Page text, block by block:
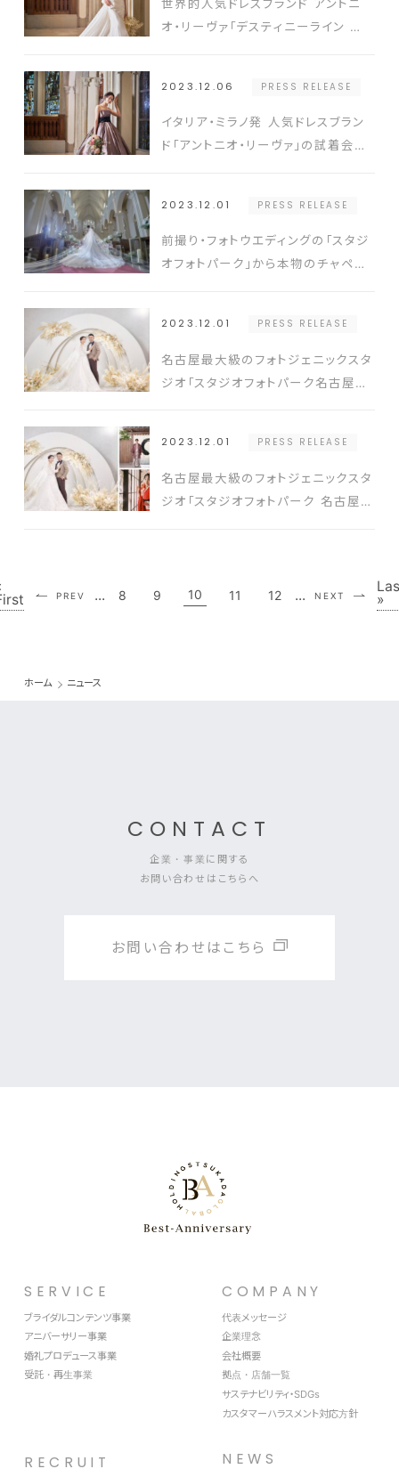
世界的人気ドレスブランド アントニ
オ・リーヴァ「デスティニーライン 梅
2023.12.06
PRESS RELEASE
イタリア・ミラノ発 人気ドレスブラン
ド「アントニオ・リーヴァ」の試着会を
2023.12.01 PRESS RELEASE
前撮り・フォトウエディングの「スタジ
オフォトパーク」から本物のチャペル
OPEN～
2023.12.01 PRESS RELEASE
名古屋最大級のフォトジェニックスタ
ジオ「スタジオフォトパーク名古屋
2023.12.01 PRESS RELEASE
名古屋最大級のフォトジェニックスタ
ジオ「スタジオフォトパーク 名古屋
PREV ... 8 9 10 11 12 ... NEXT »
ホーム ニュース
CONTACT
企業・事業に関する
お問い合わせはこちらへ
お問い合わせはこちら
SERVICE
ブライダルコンテンツ事業
アニバーサリー事業
婚礼プロデュース事業
受託・再生事業
COMPANY
代表メッセージ
企業理念
会社概要
拠点・店舗一覧
サステナビリティ・SDGs
カスタマーハラスメント対応方針
RECRUIT NEWS